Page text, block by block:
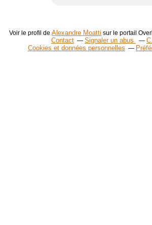
Voir le profil deAlexandre Moatti sur le portail
Contact
Signaler un abus
Cookies et données personnelles